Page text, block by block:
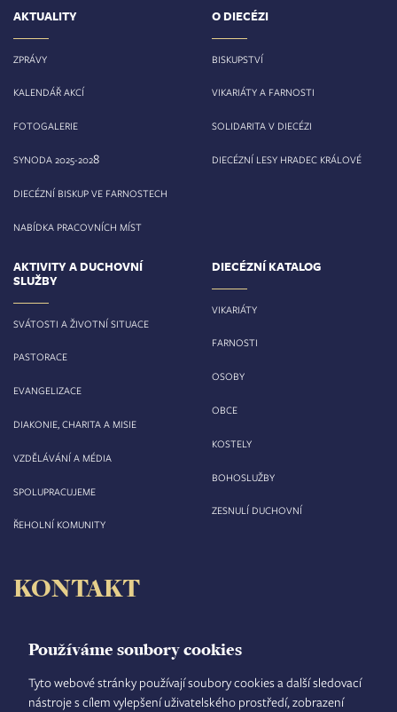
Používáme soubory cookies
Tyto webové stránky používají soubory cookies a další sledovací
nástroje s cílem vylepšení uživatelského prostředí, zobrazení
AKTUALITY
ZPRÁVY
KALENDÁŘ AKCÍ
FOTOGALERIE
SYNODA 2025-2028
DIECÉZNÍ BISKUP VE FARNOSTECH
NABÍDKA PRACOVNÍCH MÍST
O DIECÉZI
BISKUPSTVÍ
VIKARIÁTY A FARNOSTI
SOLIDARITA V DIECÉZI
DIECÉZNÍ LESY HRADEC KRÁLOVÉ
AKTIVITY A DUCHOVNÍ
SLUŽBY
SVÁTOSTI A ŽIVOTNÍ SITUACE
PASTORACE
EVANGELIZACE
DIAKONIE, CHARITA A MISIE
VZDĚLÁVÁNÍ A MÉDIA
SPOLUPRACUJEME
ŘEHOLNÍ KOMUNITY
DIECÉZNÍ KATALOG
VIKARIÁTY
FARNOSTI
OSOBY
OBCE
KOSTELY
BOHOSLUŽBY
ZESNULÍ DUCHOVNÍ
KONTAKT
Velké náměstí 35/44
500 03 Hradec Králové
tel.: +420 495 063 611
IČO: 00 44 51 34